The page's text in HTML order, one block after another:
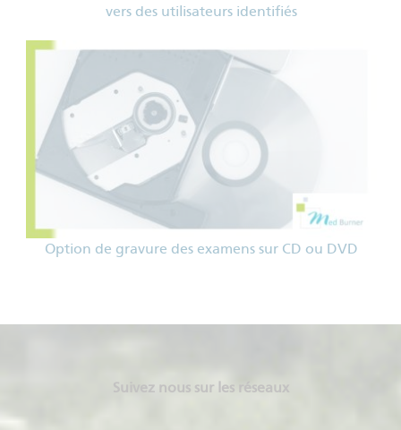
vers des utilisateurs identifiés
Option de gravure des examens sur CD ou DVD
Suivez nous sur les réseaux